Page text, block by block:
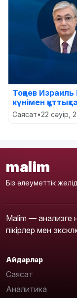
Тоқаев
күнімен
Саясат•22 сәуір,
malim
Біз әлеуметтік
Malim — анализге
пікірлер мен
Айдарлар
Саясат
Аналитика